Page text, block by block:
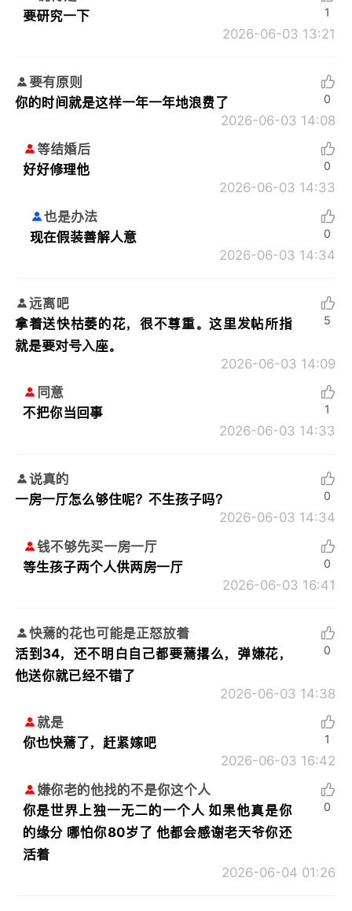
要研究一下
2026-06-03 13:21
1
要有原则
你的时间就是这样一年一年地浪费了
2026-06-03 14:08
0
等结婚后
好好修理他
2026-06-03 14:33
0
也是办法
现在假装善解人意
2026-06-03 14:34
0
远离吧
拿着送快枯萎的花，很不尊重。这里发帖所指
就是要对号入座。
2026-06-03 14:09
5
同意
不把你当回事
2026-06-03 14:33
1
说真的
一房一厅怎么够住呢？不生孩子吗？
2026-06-03 14:34
0
钱不够先买一房一厅
等生孩子两个人供两房一厅
2026-06-03 16:41
0
快蔫的花也可能是正怒放着
活到34，还不明白自己都要蔫撂么，弹嫌花，
他送你就已经不错了
2026-06-03 14:38
0
就是
你也快蔫了，赶紧嫁吧
2026-06-03 16:42
1
嫌你老的他找的不是你这个人
你是世界上独一无二的一个人 如果他真是你
的缘分 哪怕你80岁了 他都会感谢老天爷你还
活着
2026-06-04 01:26
0